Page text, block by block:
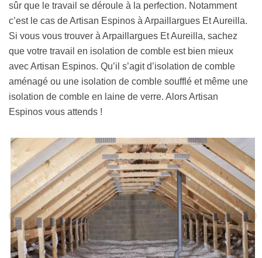
sûr que le travail se déroule à la perfection. Notamment
c’est le cas de Artisan Espinos à Arpaillargues Et Aureilla.
Si vous vous trouver à Arpaillargues Et Aureilla, sachez
que votre travail en isolation de comble est bien mieux
avec Artisan Espinos. Qu’il s’agit d’isolation de comble
aménagé ou une isolation de comble soufflé et même une
isolation de comble en laine de verre. Alors Artisan
Espinos vous attends !